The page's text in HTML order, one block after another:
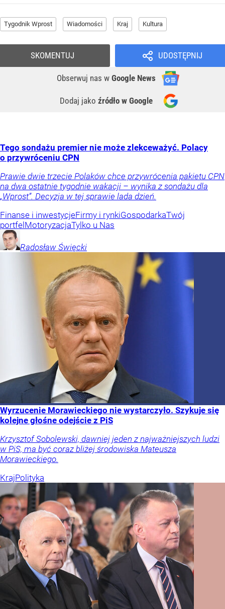
Tygodnik Wprost Wiadomości Kraj Kultura
UDOSTĘPNIJ
Obserwuj nas w Google News
Dodaj jako źródło w Google
SKOMENTUJ
Tego sondażu premier nie może zlekceważyć. Polacy
o przywróceniu CPN
Prawie dwie trzecie Polaków chce przywrócenia pakietu CPN
na dwa ostatnie tygodnie wakacji – wynika z sondażu dla
„Wprost”. Decyzja w tej sprawie lada dzień.
Finanse i inwestycjeFirmy i rynkiGospodarkaTwój
portfel MotoryzacjaTylko u Nas
Radosław Święcki
Wyrzucenie Morawieckiego nie wystarczyło. Szykuje się
kolejne głośne odejście z PiS
Krzysztof Sobolewski, dawniej jeden z najważniejszych ludzi
w PiS, ma być coraz bliżej środowiska Mateusza
Morawieckiego.
KrajPolityka